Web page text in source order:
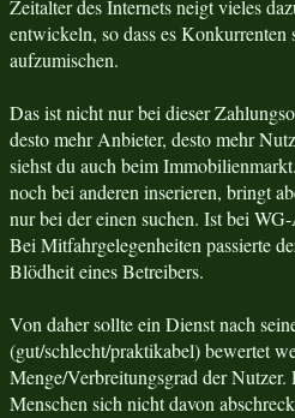
Zeitalter des Internets neigt vieles
entwickeln, so dass es
aufzumischen.
Das ist nicht nur bei dieser
desto mehr Anbieter, desto mehr
siehst du auch beim
noch bei anderen inserieren, bringt
nur bei der einen suchen. Ist bei
Bei Mitfahrgelegenheiten passierte
Blödheit eines Betreibers.
Von daher sollte ein Dienst nach
(gut/schlecht/praktikabel) bewertet
Menge/Verbreitungsgrad der
Menschen sich nicht davon